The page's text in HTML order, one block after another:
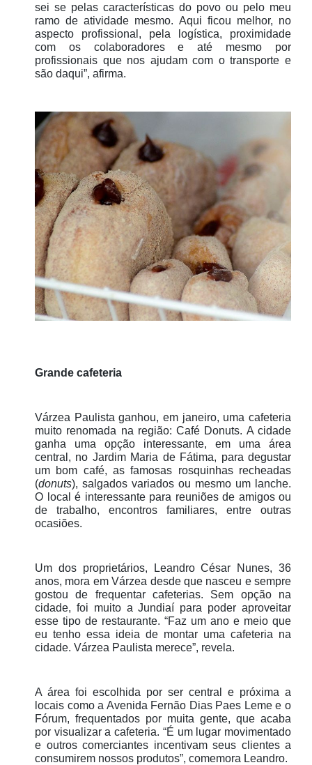
sei se pelas características do povo ou pelo meu
ramo de atividade mesmo. Aqui ficou melhor, no
aspecto profissional, pela logística, proximidade
com os colaboradores e até mesmo por
profissionais que nos ajudam com o transporte e
são daqui”, afirma.
Grande cafeteria
Várzea Paulista ganhou, em janeiro, uma cafeteria
muito renomada na região: Café Donuts. A cidade
ganha uma opção interessante, em uma área
central, no Jardim Maria de Fátima, para degustar
um bom café, as famosas rosquinhas recheadas
(donuts), salgados variados ou mesmo um lanche.
O local é interessante para reuniões de amigos ou
de trabalho, encontros familiares, entre outras
ocasiões.
Um dos proprietários, Leandro César Nunes, 36
anos, mora em Várzea desde que nasceu e sempre
gostou de frequentar cafeterias. Sem opção na
cidade, foi muito a Jundiaí para poder aproveitar
esse tipo de restaurante. “Faz um ano e meio que
eu tenho essa ideia de montar uma cafeteria na
cidade. Várzea Paulista merece”, revela.
A área foi escolhida por ser central e próxima a
locais como a Avenida Fernão Dias Paes Leme e o
Fórum, frequentados por muita gente, que acaba
por visualizar a cafeteria. “É um lugar movimentado
e outros comerciantes incentivam seus clientes a
consumirem nossos produtos”, comemora Leandro.